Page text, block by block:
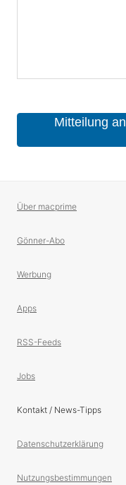
Mitteilung
Über macprime
Gönner-Abo
Werbung
Apps
RSS-Feeds
Jobs
Kontakt / News-Tipps
Datenschutzerklärung
Nutzungsbestimmungen